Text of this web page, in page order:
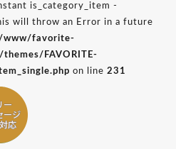
is_category_item -
will throw an Error in a future
www/favorite-
FAVORITE-
on line 231
のし記名対応